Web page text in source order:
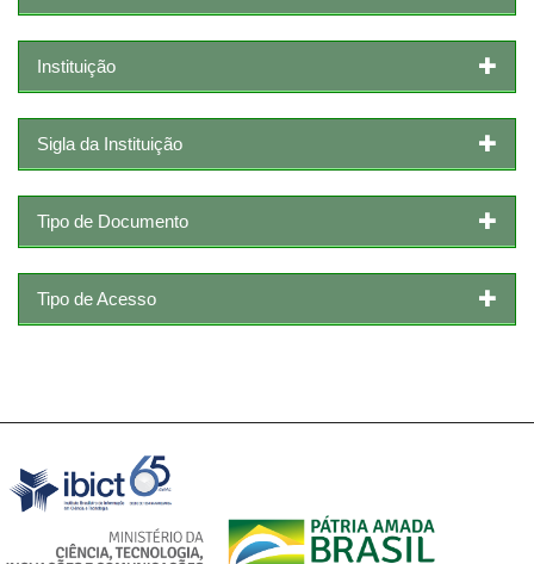
Instituição
Sigla da Instituição
Tipo de Documento
Tipo de Acesso